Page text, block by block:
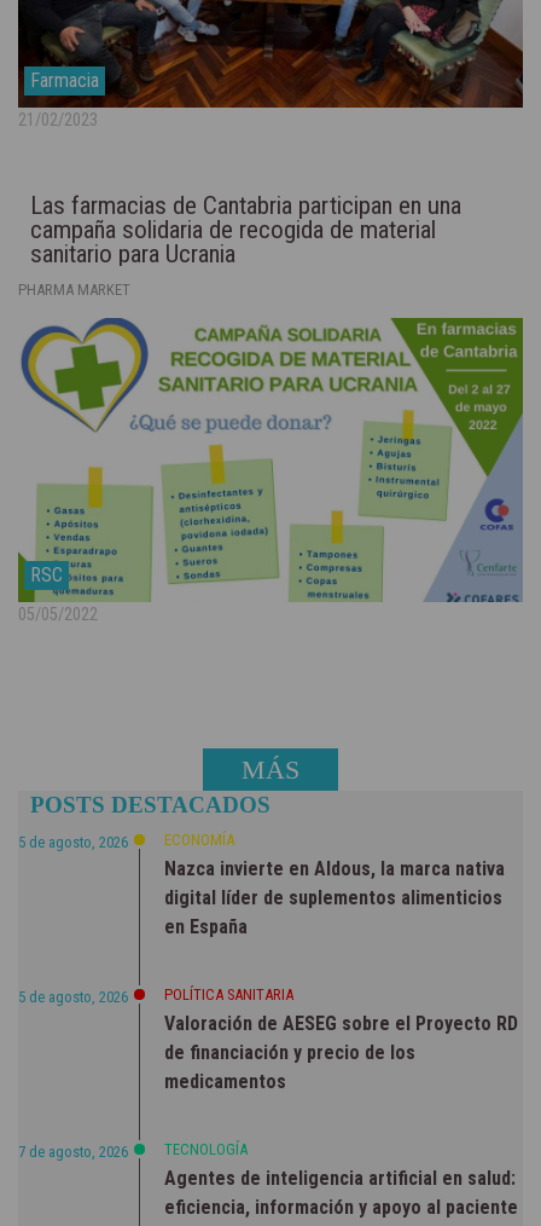
Farmacia
21/02/2023
Las farmacias de Cantabria participan en una
campaña solidaria de recogida de material
sanitario para Ucrania
PHARMA MARKET
RSC
05/05/2022
MÁS
NOTICIAS
POSTS DESTACADOS
5 de agosto, 2026 ECONOMÍA
Nazca invierte en Aldous, la marca nativa
digital líder de suplementos alimenticios
en España
5 de agosto, 2026 POLÍTICA SANITARIA
Valoración de AESEG sobre el Proyecto RD
de financiación y precio de los
medicamentos
7 de agosto, 2026 TECNOLOGÍA
Agentes de inteligencia artificial en salud:
eficiencia, información y apoyo al paciente